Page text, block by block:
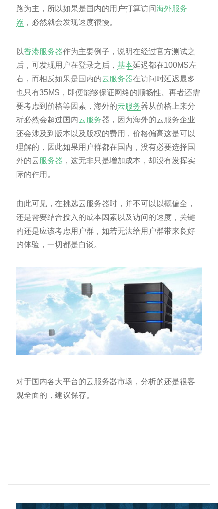
路为主，所以如果是国内的用户打算访问海外服务
器 ，必然就会发现速度很慢。
以香港服务器作为主要例子，说明在经过官方测试之
后，可发现用户在登录之后， 基本延迟都在100MS左
右，而相反如果是国内的云服务器在访问时延迟最多
也只有35MS，即便能够保证网络的顺畅性。再者还需
要考虑到价格等因素，海外的云服务器从价格上来分
析必然会超过国内云服务器，因为海外的云服务企业
还会涉及到版本以及版权的费用，价格偏高这是可以
理解的，因此如果用户群都在国内，没有必要选择国
外的云服务器 ，这无非只是增加成本，却没有发挥实
际的作用。
由此可见，在挑选云服务器时，并不可以以概偏全，
还是需要结合投入的成本因素以及访问的速度，关键
的还是应该考虑用户群，如若无法给用户群带来良好
的体验，一切都是白谈。
对于国内各大平台的云服务器市场，分析的还是很客
观全面的，建议保存。